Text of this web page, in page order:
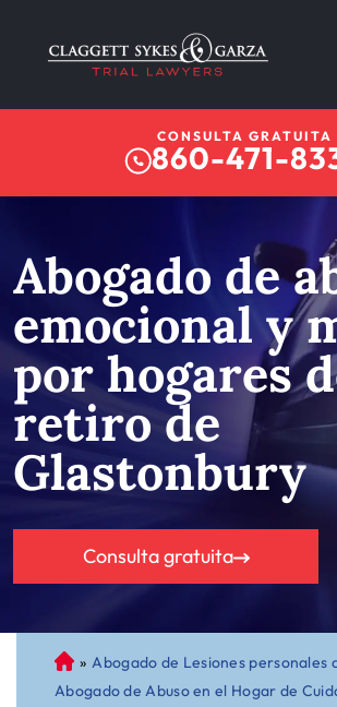
CONSULTA GRATUITA
860-471-
Abogado de
emocional y
por hogares
retiro de
Glastonbury
Consulta gratuita
A
bo
» Abogado de Lesiones personales
Abogado de Abuso en el Hogar de